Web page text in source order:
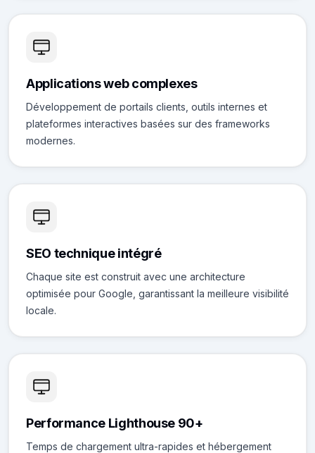
Applications web complexes
Développement de portails clients, outils internes et
plateformes interactives basées sur des frameworks
modernes.
SEO technique intégré
Chaque site est construit avec une architecture
optimisée pour Google, garantissant la meilleure visibilité
locale.
Performance Lighthouse 90+
Temps de chargement ultra-rapides et hébergement